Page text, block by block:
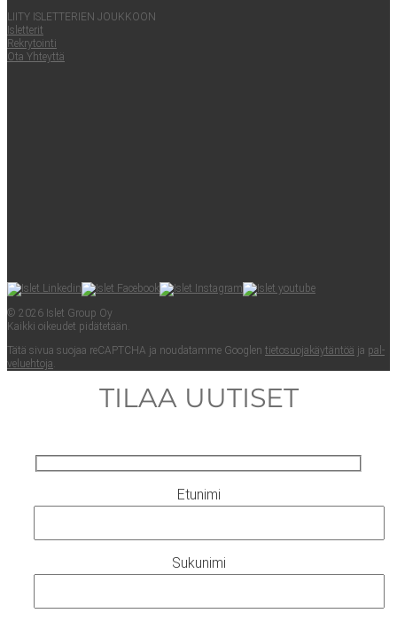
LII­TY ISLET­TE­RIEN JOUKKOON
Islet­te­rit
Rek­ry­toin­ti
Ota Yhteyt­tä
© 2026 Islet Group Oy
Kaik­ki oikeu­det pidätetään.
Tätä sivua suo­jaa reCAPTC­HA ja nou­da­tam­me Googlen tie­to­suo­ja­käy­tän­töä ja pal­
ve­lueh­to­ja.
TILAA UUTISET
Etunimi
Sukunimi